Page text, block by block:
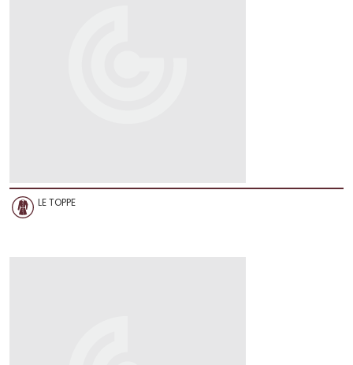
LE TOPPE